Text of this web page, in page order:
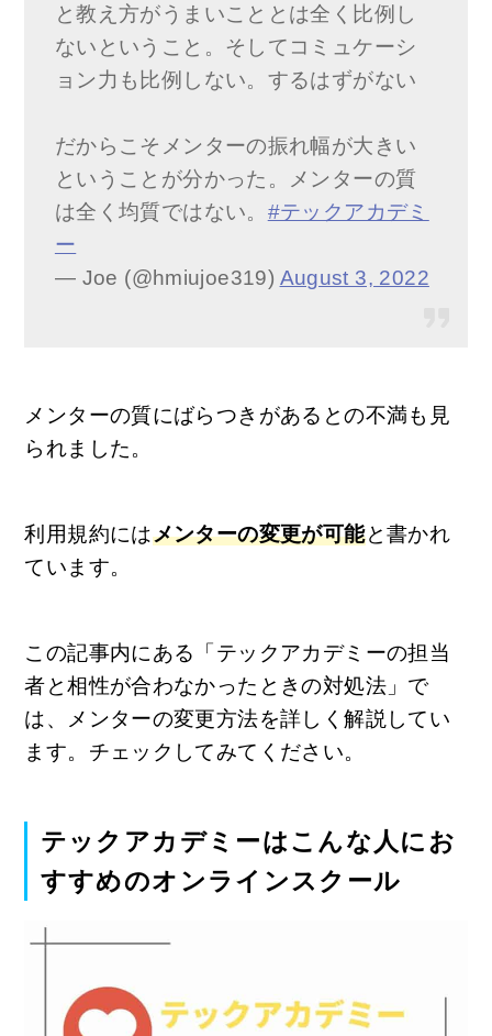
と教え方がうまいこととは全く比例し
ないということ。そしてコミュケーシ
ョン力も比例しない。するはずがない
だからこそメンターの振れ幅が大きい
ということが分かった。メンターの質
は全く均質ではない。 #テックアカデミ
ー
— Joe (@hmiujoe319) August 3, 2022
メンターの質にばらつきがあるとの不満も見
られました。
利用規約にはメンターの変更が可能と書かれ
ています。
この記事内にある「テックアカデミーの担当
者と相性が合わなかったときの対処法」で
は、メンターの変更方法を詳しく解説してい
ます。チェックしてみてください。
テックアカデミーはこんな人にお
すすめのオンラインスクール